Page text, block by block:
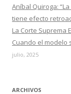
Aníbal Quiroga:
tiene efecto
La Corte Suprema
Cuando el modelo
julio, 2025
ARCHIVOS